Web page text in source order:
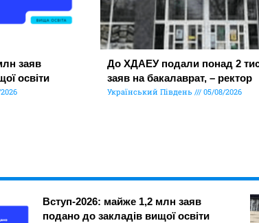
заяв
освіти
До ХДАЕУ подали понад 2
заяв на бакалаврат, – ректор
Український Південь 05/08/2026
Вступ-2026: майже 1,2 млн заяв
подано до закладів вищої освіти